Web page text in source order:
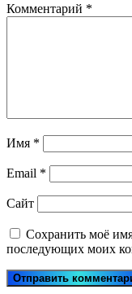
Комментарий *
Имя *
Email *
Сайт
Сохранить моё
последующих моих